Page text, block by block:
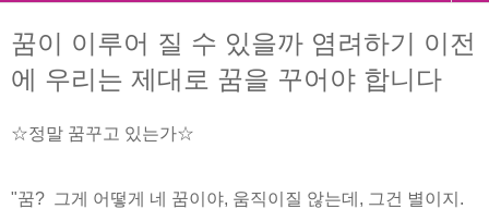
꿈이 이루어 질 수 있을까 염려하기 이전
에 우리는 제대로 꿈을 꾸어야 합니다
☆정말 꿈꾸고 있는가☆
"꿈? 그게 어떻게 네 꿈이야, 움직이질 않는데, 그건 별이지.